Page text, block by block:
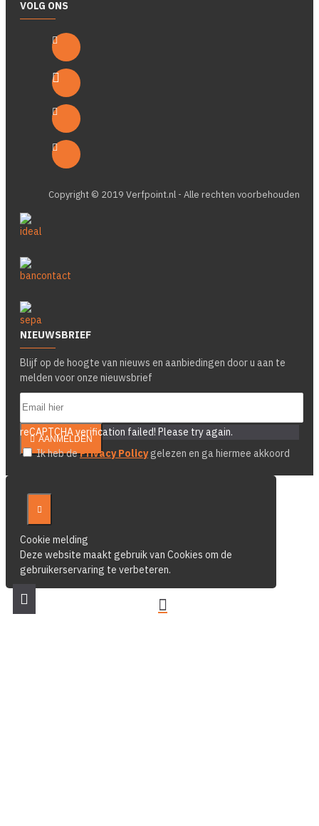
VOLG ONS
Copyright © 2019 Verfpoint.nl - Alle rechten voorbehouden
NIEUWSBRIEF
Blijf op de hoogte van nieuws en aanbiedingen door u aan te
melden voor onze nieuwsbrief
AANMELDEN
reCAPTCHA verification failed! Please try again.
Ik heb dePrivacy Policygelezen en ga hiermee akkoord
Cookie melding
Deze website maakt gebruik van Cookies om de
gebruikerservaring te verbeteren.